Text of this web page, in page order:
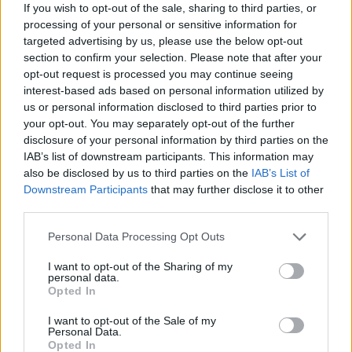
If you wish to opt-out of the sale, sharing to third parties, or
processing of your personal or sensitive information for
targeted advertising by us, please use the below opt-out
section to confirm your selection. Please note that after your
opt-out request is processed you may continue seeing
interest-based ads based on personal information utilized by
us or personal information disclosed to third parties prior to
your opt-out. You may separately opt-out of the further
disclosure of your personal information by third parties on the
IAB’s list of downstream participants. This information may
also be disclosed by us to third parties on the IAB’s List of
Downstream Participants that may further disclose it to other
Personal Data Processing Opt Outs
I want to opt-out of the Sharing of my
personal data.
Opted In
I want to opt-out of the Sale of my
Personal Data.
Opted In
Συλλογή Starry Cat Eye Double Effect:
Ημιμόνιμο βερνίκι,που μεταμορφώνει όλα τα χρώματα με διπλό
εφέ Glitter & Cat Eye! Εφαρμόζεται πάνω από κάθε χρώμα, πριν το
Aloha No Wipe Top Coat
. Διατίθεται σε 4 απίθανες αποχρώσεις!
Gold (Χρυσό)
Purple (Μπλε-μωβ)
Mauve (Φούξια-μωβ)
Light Blue (Γαλάζιο)
Οδηγίες Εφαρμογής:
Περνάμε το νύχι με Buffer και απομακρύνουμε τη σκόνη.
του Aloha Base Coat. Εφόσον εφαρμοστεί, περιμένετε να
στεγνώσει για 2 λεπτά περίπου, προτού εφαρμόσετε τη βάση.
Περνάμε μία λεπτή στρώση Aloha Color Coat και πολυμερίζουμε.
Περνάμε δεύτερη λεπτή στρώση Aloha Color, εάν χρειάζεται και